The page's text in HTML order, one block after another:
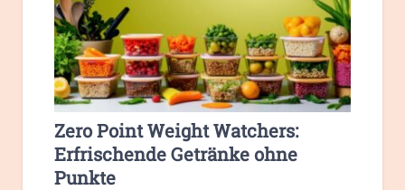
Zero Point Weight Watchers:
Erfrischende Getränke ohne
Punkte